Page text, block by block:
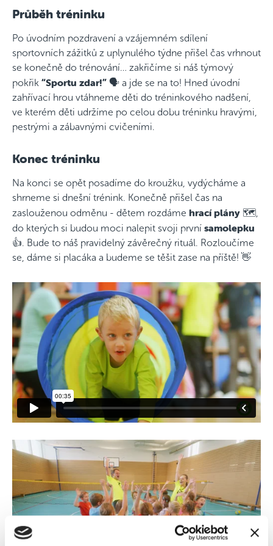
Průběh tréninku
Po úvodním pozdravení a vzájemném sdílení
sportovních zážitků z uplynulého týdne přišel čas vrhnout
se konečně do trénování… zakřičíme si náš týmový
pokřik “Sportu zdar!” 🗣️ a jde se na to! Hned úvodní
zahřívací hrou vtáhneme děti do tréninkového nadšení,
ve kterém děti udržíme po celou dobu tréninku hravými,
pestrými a zábavnými cvičeními.
Konec tréninku
Na konci se opět posadíme do kroužku, vydýcháme a
shrneme si dnešní trénink. Konečně přišel čas na
zaslouženou odměnu - dětem rozdáme hrací plány 🗺️,
do kterých si budou moci nalepit svoji první samolepku
👍. Bude to náš pravidelný závěrečný rituál. Rozloučíme
se, dáme si placáka a budeme se těšit zase na příště! 👋